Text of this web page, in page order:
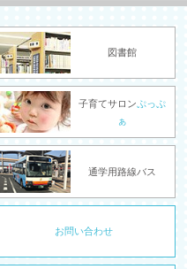
図書館
子育てサロンぷっぷ
ぁ
通学用路線バス
お問い合わせ